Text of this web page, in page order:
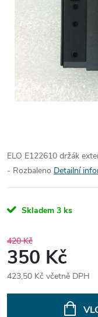
ELO E122610 držák
- Rozbaleno Detailní
Skladem 3 ks
420 Kč
350 Kč
423,50 Kč včetně DPH